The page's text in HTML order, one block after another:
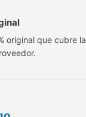
original que cubre la